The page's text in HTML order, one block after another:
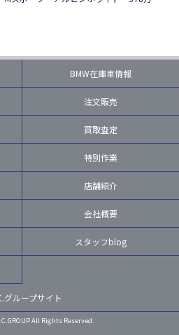
BMW在庫車情報
注文販売
買取査定
特別作業
店舗紹介
会社概要
スタッフblog
グループサイト
All Rights Reserved.